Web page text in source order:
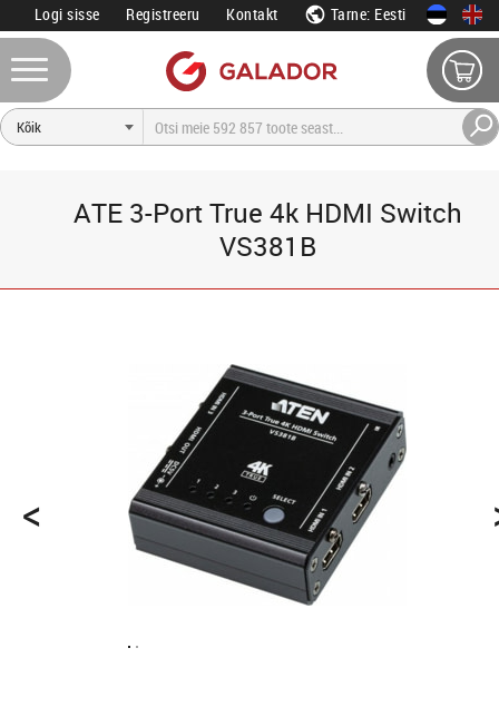
Logi sisse Registreeru Kontakt Tarne: Eesti
ATE 3-Port True 4k HDMI Switch
VS381B
<